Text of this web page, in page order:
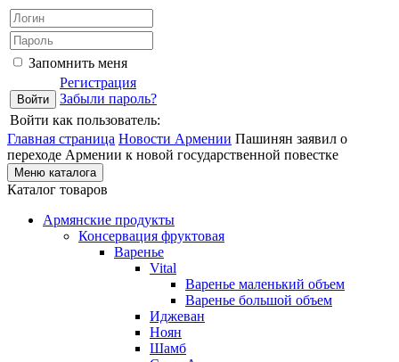
Запомнить меня
Регистрация
Забыли пароль?
Войти как пользователь:
Главная страница Новости Армении Пашинян заявил о
переходе Армении к новой государственной повестке
Меню каталога
Каталог товаров
Армянские продукты
Консервация фруктовая
Варенье
Vital
Варенье маленький объем
Варенье большой объем
Иджеван
Ноян
Шамб